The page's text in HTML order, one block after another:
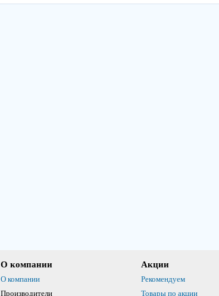
О компании
О компании
Производители
Акции
Рекомендуем
Товары по акции